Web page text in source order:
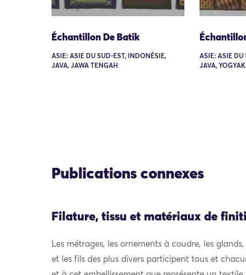
Échantillon De Batik
ASIE: ASIE DU SUD-EST, INDONÉSIE,
JAVA, JAWA TENGAH
ASIE: ASIE DU
JAVA,
Publications connexes
Filature, tissu et matériaux de
Les métrages, les ornements à coudre, les glands,
et les fils des plus divers participent tous et